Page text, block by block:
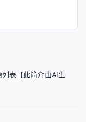
表【此简介由AI生